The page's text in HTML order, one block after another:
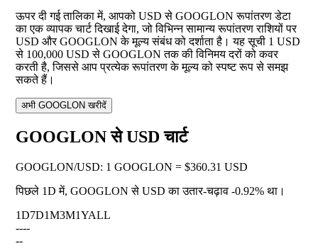
ऊपर दी गई तालिका में, आपको USD से GOOGLON रूपांतरण डेटा
का एक व्यापक चार्ट दिखाई देगा, जो विभिन्न सामान्य रूपांतरण राशियों पर
USD और GOOGLON के मूल्य संबंध को दर्शाता है। यह सूची 1 USD
से 100,000 USD से GOOGLON तक की विनिमय दरों को कवर
करती है, जिससे आप प्रत्येक रूपांतरण के मूल्य को स्पष्ट रूप से समझ
सकते हैं।
अभी GOOGLON खरीदें
GOOGLON से USD चार्ट
GOOGLON/USD: 1 GOOGLON = $360.31 USD
पिछले 1D में, GOOGLON से USD का उतार-चढ़ाव -0.92% था।
1D7D1M3M1YALL
----
--